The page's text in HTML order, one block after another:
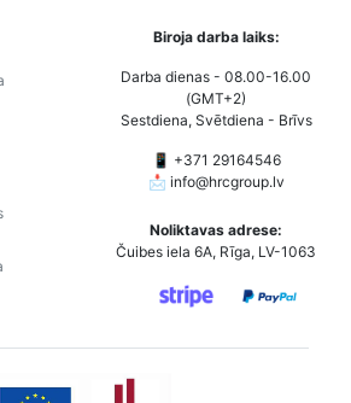
Biroja darba laiks:
Darba dienas - 08.00-16.00
(GMT+2)
Sestdiena, Svētdiena - Brīvs
📱 +371 29164546
📩 info@hrcgroup.lv
Noliktavas adrese:
Čuibes iela 6A, Rīga, LV-1063